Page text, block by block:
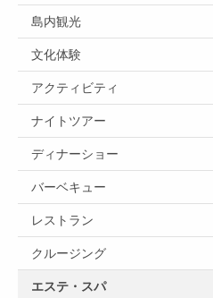
島内観光
文化体験
アクティビティ
ナイトツアー
ディナーショー
バーベキュー
レストラン
クルージング
エステ・スパ